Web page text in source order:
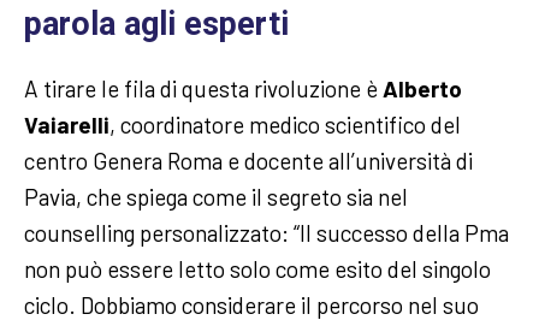
parola agli esperti
A tirare le fila di questa rivoluzione è Alberto
Vaiarelli, coordinatore medico scientifico del
centro Genera Roma e docente all’università di
Pavia, che spiega come il segreto sia nel
counselling personalizzato: “Il successo della Pma
non può essere letto solo come esito del singolo
ciclo. Dobbiamo considerare il percorso nel suo